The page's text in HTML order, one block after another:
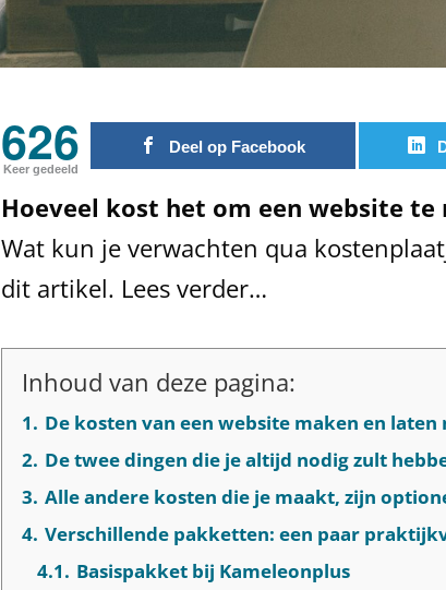
626
Keer gedeeld
Deel op Facebook
Hoeveel kost het om een website
Wat kun je verwachten qua
dit artikel. Lees verder…
Inhoud van deze pagina:
1. De kosten van een website maken en laten
2. De twee dingen die je altijd nodig zult
3. Alle andere kosten die je maakt, zijn
4. Verschillende pakketten: een paar
4.1. Basispakket bij Kameleonplus